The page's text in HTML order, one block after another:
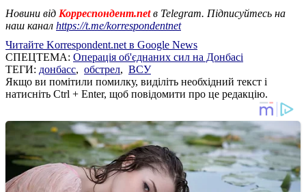
Новини від Корреспондент.netв Telegram. Підписуйтесь на
наш канал https://t.me/korrespondentnet
Читайте Korrespondent.net в Google News
СПЕЦТЕМА: Операція об'єднаних сил на Донбасі
ТЕГИ: донбасс, обстрел, ВСУ
Якщо ви помітили помилку, виділіть необхідний текст і
натисніть Ctrl + Enter, щоб повідомити про це редакцію.